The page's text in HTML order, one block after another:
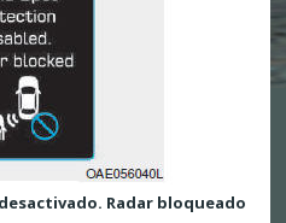
Radar bloqueado